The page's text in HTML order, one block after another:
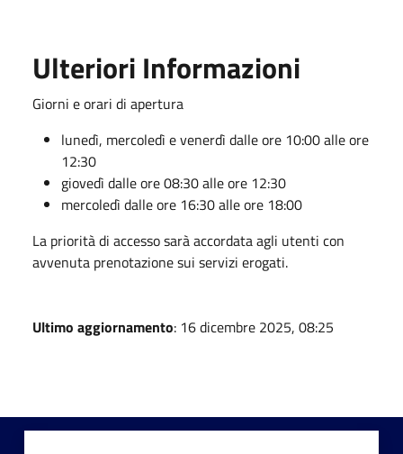
Ulteriori Informazioni
Giorni e orari di apertura
lunedì, mercoledì e venerdì dalle ore 10:00 alle ore
12:30
giovedì dalle ore 08:30 alle ore 12:30
mercoledì dalle ore 16:30 alle ore 18:00
La priorità di accesso sarà accordata agli utenti con
avvenuta prenotazione sui servizi erogati.
Ultimo aggiornamento: 16 dicembre 2025, 08:25